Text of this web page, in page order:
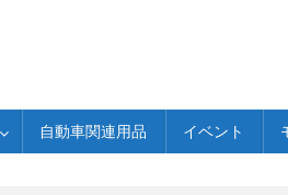
自動車関連用品 イベント